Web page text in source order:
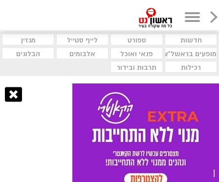
חדשות ספורט לייף סטייל
מגזין
מופעים בראשל"צ
פנאי ואוכל אלבומים
הבלוגים
רכילות
תרבות ובידור